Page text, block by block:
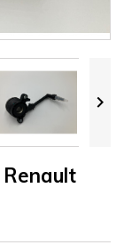

Renault